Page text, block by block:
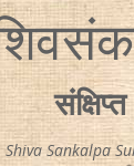
Shiva Sankalpa